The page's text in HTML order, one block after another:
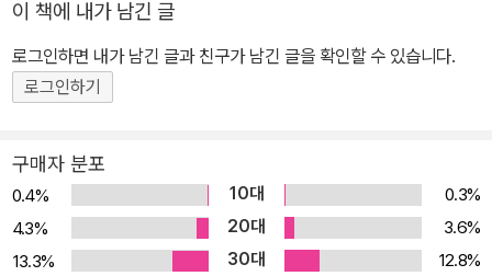
서 주목하는 키워드는 '몰락'의 힘이다. 즉, 조만간 현실로 다가올 피
크오일의 시대를 맞아 이제 대량 생산·소비를 기반으로 한 경제성장
자체가 불가능하다는 전제 아래, 반성장 혹은 저성장의 시스템을 준
비해야 한다는 것이다. 이름하여 초저공비행을 하는 '몰락선진국'이
과는 완전히 다르게 행복하게 사는 선진국의 한 예로 쿠바를 들고 있
다. 왜 '몰락선진국'인가? 1%와 99%의 극한 대립이 세계 곳곳으로
퍼져가고 있다. 무한경쟁, 승자독식, 대량실업, 워킹푸어, 노후불안,
불안정한 사회안전망, 먹거리 위기, 국토 붕괴, 환경 파괴… 어디를 보
이 책에 내가 남긴 글
로그인하면 내가 남긴 글과 친구가 남긴 글을 확인할 수 있습니다.
로그인하기
구매자 분포
0.4% 10대
0.3%
4.3%
20대
3.6%
13.3%
30대
12.8%